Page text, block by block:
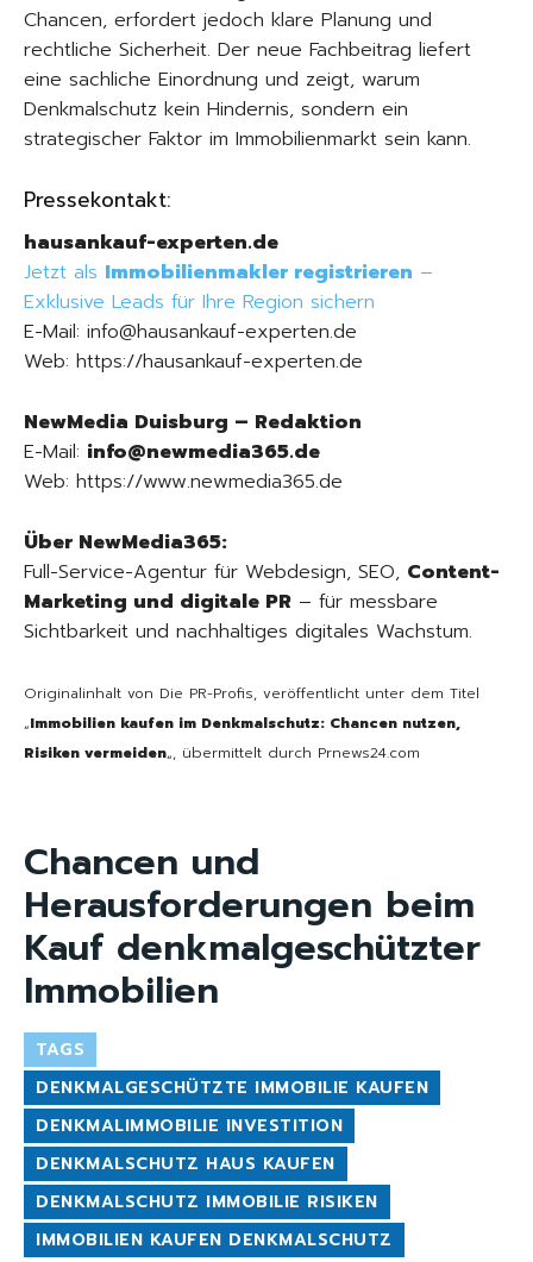
Chancen, erfordert jedoch klare Planung und
rechtliche Sicherheit. Der neue Fachbeitrag liefert
eine sachliche Einordnung und zeigt, warum
Denkmalschutz kein Hindernis, sondern ein
strategischer Faktor im Immobilienmarkt sein kann.
Pressekontakt:
hausankauf-experten.de
Jetzt als Immobilienmakler registrieren –
Exklusive Leads für Ihre Region sichern
E-Mail: info@hausankauf-experten.de
Web: https://hausankauf-experten.de
NewMedia Duisburg – Redaktion
E-Mail: info@newmedia365.de
Web: https://www.newmedia365.de
Über NewMedia365:
Full-Service-Agentur für Webdesign, SEO, Content-
Marketing und digitale PR – für messbare
Sichtbarkeit und nachhaltiges digitales Wachstum.
Originalinhalt von Die PR-Profis, veröffentlicht unter dem Titel
„Immobilien kaufen im Denkmalschutz: Chancen nutzen,
Risiken vermeiden„, übermittelt durch Prnews24.com
Chancen und
Herausforderungen beim
Kauf denkmalgeschützter
Immobilien
TAGS
DENKMALGESCHÜTZTE IMMOBILIE KAUFEN
DENKMALIMMOBILIE INVESTITION
DENKMALSCHUTZ HAUS KAUFEN
DENKMALSCHUTZ IMMOBILIE RISIKEN
IMMOBILIEN KAUFEN DENKMALSCHUTZ